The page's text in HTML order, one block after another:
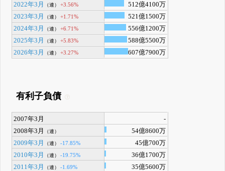
2022年3月 （連） +3.56%
512億4100万
2023年3月
（連） +1.71%
521億1500万
2024年3月
（連） +6.71%
556億1200万
2025年3月
（連） +5.83%
588億5500万
2026年3月
（連） +3.27% 607億7900万
有利子負債
2007年3月
-
2008年3月
（連）
54億8600万
2009年3月
（連） -17.85%
45億700万
2010年3月
（連） -19.75%
36億1700万
2011年3月
（連） -1.69%
35億5600万